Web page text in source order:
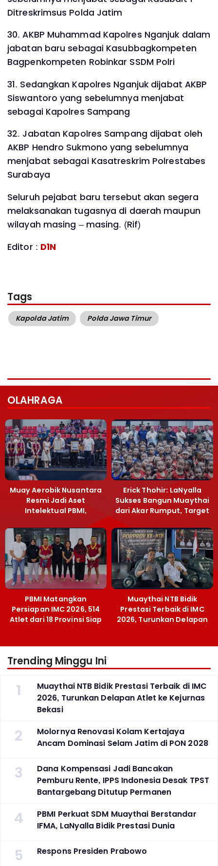
Ditreskrimsus Polda Jatim
30. AKBP Muhammad Kapolres Nganjuk dalam
jabatan baru sebagai Kasubbagkompeten
Bagpenkompeten Robinkar SSDM Polri
31. Sedangkan Kapolres Nganjuk dijabat AKBP
Siswantoro yang sebelumnya menjabat
sebagai Kapolres Sampang
32. Jabatan Kapolres Sampang dijabat oleh
AKBP Hendro Sukmono yang sebelumnya
menjabat sebagai Kasatreskrim Polrestabes
Surabaya
Seluruh pejabat baru tersebut akan segera
melaksanakan tugasnya di daerah maupun
wilayah masing – masing. (Rif)
Editor : D1N
Tags
Kapolda Jatim Polda Jawa Timur
OLAHRAGA
Muay Aerobik Nusantara
Resmi Jadi Aset
Intelektual PBMI,
Terobosan Bangun
Grassroots
Erick Thohir: LaNyalla
Sukses Bangun Muaythai
dari Akar Rumput, Target
PBMI Matangkan
Persiapan IMC 2026, 514
Atlet dari 18 Provinsi Siap
Berlaga Besok di Bekasi
Muaythai NTB Bidik
Prestasi Terbaik di IMC
2026, Turunkan Delapan
Atlet ke Kejurnas Bekasi
Trending Minggu Ini
1
Muaythai NTB Bidik Prestasi Terbaik di IMC
2026, Turunkan Delapan Atlet ke Kejurnas
Bekasi
2
Molornya Renovasi Kolam Kertajaya
Ancam Dominasi Selam Jatim di PON 2028
3
Dana Kompensasi Jadi Bancakan
Pemburu Rente, IPPS Indonesia Desak TPST
Bantargebang Ditutup Permanen
4
PBMI Perkuat SDM Muaythai Berstandar
IFMA, LaNyalla Bidik Prestasi Dunia
5 Respons Presiden Prabowo